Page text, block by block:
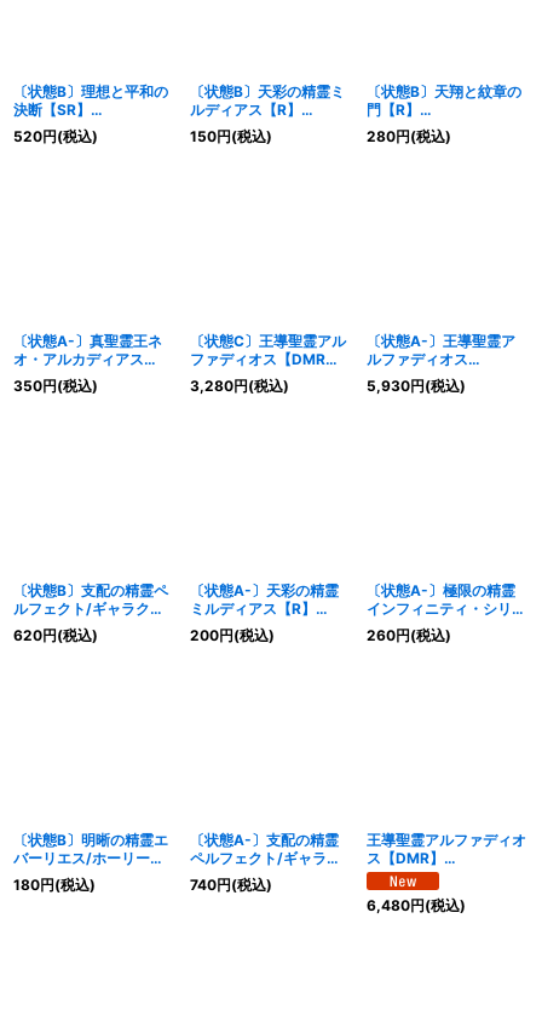
〔状態B〕理想と平和の
決断【SR】
{25BD28/16}《多》
520円(税込)
〔状態B〕天彩の精霊ミ
ルディアス【R】
{25BD214/16}《多》
150円(税込)
〔状態B〕天翔と紋章の
門【R】
{25BD2SP6/SP7}
《多》
280円(税込)
〔状態A-〕真聖霊王ネ
オ・アルカディアス
【SR】
{25BD2SP2/SP7}
350円(税込)
〔状態C〕王導聖霊アル
ファディオス【DMR】
{25BD2SP1/SP7}
《多》
3,280円(税込)
〔状態A-〕王導聖霊ア
ルファディオス
【DMR】
{25BD2SP1/SP7}
5,930円(税込)
〔状態B〕支配の精霊ペ
ルフェクト/ギャラクシ
ー・チャージャー
【SR】{25BD25/16}
620円(税込)
〔状態A-〕天彩の精霊
ミルディアス【R】
{25BD214/16}《多》
200円(税込)
〔状態A-〕極限の精霊
インフィニティ・シリウ
ス【SR】
{25BD2SP3/SP7}
260円(税込)
〔状態B〕明晰の精霊エ
バーリエス/ホーリー・
スパーク【R】
{25BD2SP4/SP7}
180円(税込)
〔状態A-〕支配の精霊
ペルフェクト/ギャラク
シー・チャージャー
【SR】{25BD25/16}
740円(税込)
王導聖霊アルファディオ
ス【DMR】
{25BD2SP1/SP7}
《多》
6,480円(税込)